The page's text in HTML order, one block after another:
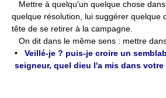
Mettre à quelqu'un quelque chose
quelque résolution, lui suggérer quelque
tête de se retirer à la campagne.
On dit dans le même sens : mettre
• Veillé-je ? puis-je croire un
seigneur, quel dieu l'a mis dans votre